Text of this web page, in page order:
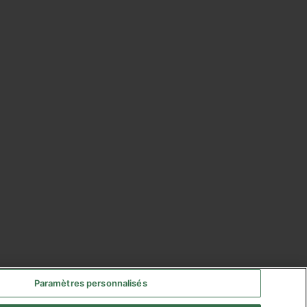
Paramètres personnalisés